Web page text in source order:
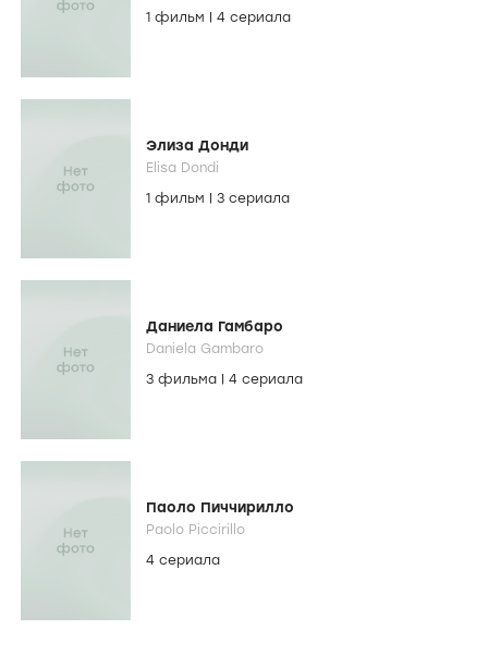
1 фильм
4 сериала
Элиза Донди
Elisa Dondi
1 фильм
3 сериала
Даниела Гамбаро
Daniela Gambaro
3 фильма
4 сериала
Паоло Пиччирилло
Paolo Piccirillo
4 сериала